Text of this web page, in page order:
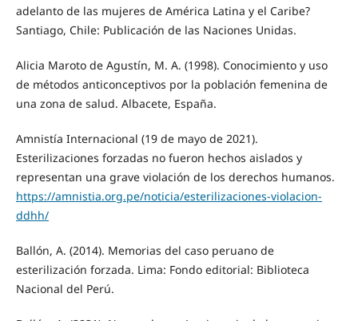
adelanto de las mujeres de América Latina y el Caribe?
Santiago, Chile: Publicación de las Naciones Unidas.
Alicia Maroto de Agustín, M. A. (1998). Conocimiento y uso
de métodos anticonceptivos por la población femenina de
una zona de salud. Albacete, España.
Amnistía Internacional (19 de mayo de 2021).
Esterilizaciones forzadas no fueron hechos aislados y
representan una grave violación de los derechos humanos.
https://amnistia.org.pe/noticia/esterilizaciones-violacion-
ddhh/
Ballón, A. (2014). Memorias del caso peruano de
esterilización forzada. Lima: Fondo editorial: Biblioteca
Nacional del Perú.